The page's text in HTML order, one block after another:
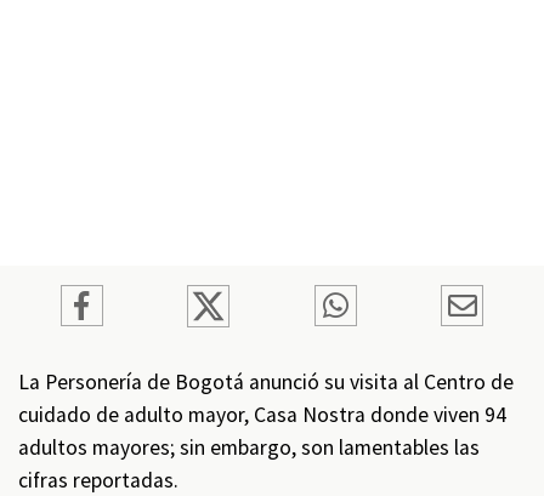
La Personería de Bogotá anunció su visita al Centro de
cuidado de adulto mayor, Casa Nostra donde viven 94
adultos mayores; sin embargo, son lamentables las
cifras reportadas.